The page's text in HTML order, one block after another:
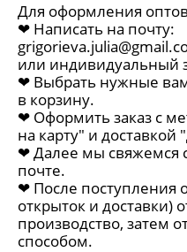
Для оформления
❤︎ Написать на почту:
или индивидуальный
❤︎ Выбрать нужные
в корзину.
❤︎ Оформить заказ с
на карту" и доставкой
❤︎ Далее мы свяжемся
почте.
❤︎ После поступления
открыток и доставки)
производство, затем
способом.